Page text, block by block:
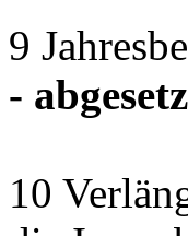
9
-
10